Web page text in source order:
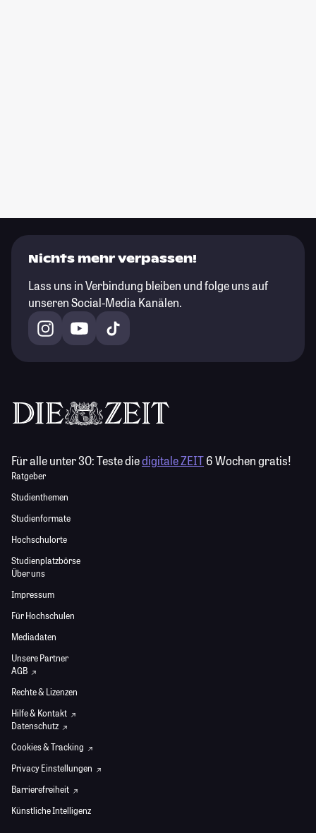
Nichts mehr verpassen!
Lass uns in Verbindung bleiben und folge uns auf
unseren Social-Media Kanälen.
Für alle unter 30:Teste diedigitale ZEIT6 Wochen gratis!
Ratgeber
Studienthemen
Studienformate
Hochschulorte
Studienplatzbörse
Über uns
Impressum
Für Hochschulen
Mediadaten
Unsere Partner
AGB
Rechte & Lizenzen
Hilfe & Kontakt
Datenschutz
Cookies & Tracking
Privacy Einstellungen
Barrierefreiheit
Künstliche Intelligenz